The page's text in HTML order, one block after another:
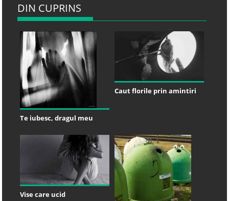
DIN CUPRINS
Te iubesc, dragul meu
Caut florile prin amintiri
Vise care ucid